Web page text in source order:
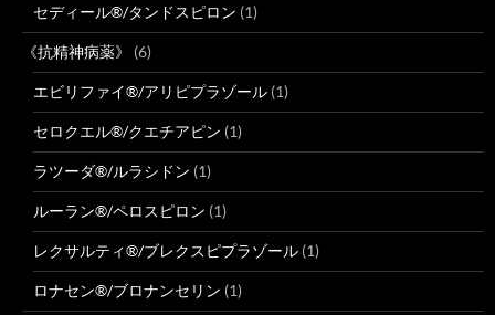
セディール®/タンドスピロン (1)
《抗精神病薬》 (6)
エビリファイ®/アリピプラゾール (1)
セロクエル®/クエチアピン (1)
ラツーダ®/ルラシドン (1)
ルーラン®/ペロスピロン (1)
レクサルティ®/ブレクスピプラゾール (1)
ロナセン®/ブロナンセリン (1)